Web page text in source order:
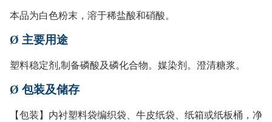
本品为白色粉末，溶于稀盐酸和硝酸。
Ø 主要用途
塑料稳定剂,制备磷酸及磷化合物。媒染剂。澄清糖浆。
Ø 包装及储存
【包装】内衬塑料袋编织袋、牛皮纸袋、纸箱或纸板桶，净